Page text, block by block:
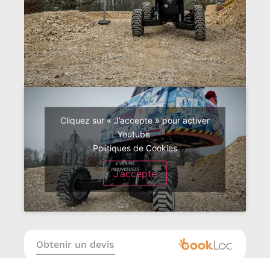
Cliquez sur « J’accepte » pour activer
Youtube
Politiques de Cookies
J’accepte
Obtenir un devis